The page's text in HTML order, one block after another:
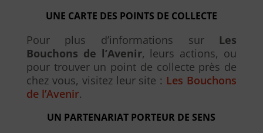
UNE CARTE DES POINTS DE COLLECTE
Pour plus d’informations sur Les
Bouchons de l’Avenir, leurs actions, ou
pour trouver un point de collecte près de
chez vous, visitez leur site : Les Bouchons
de l’Avenir.
UN PARTENARIAT PORTEUR DE SENS